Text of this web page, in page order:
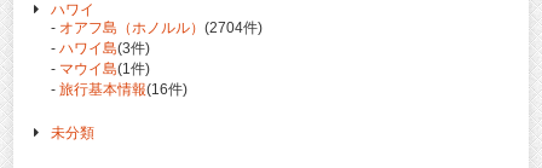
ハワイ
- オアフ島（ホノルル） (2704件)
- ハワイ島(3件)
- マウイ島(1件)
- 旅行基本情報(16件)
未分類